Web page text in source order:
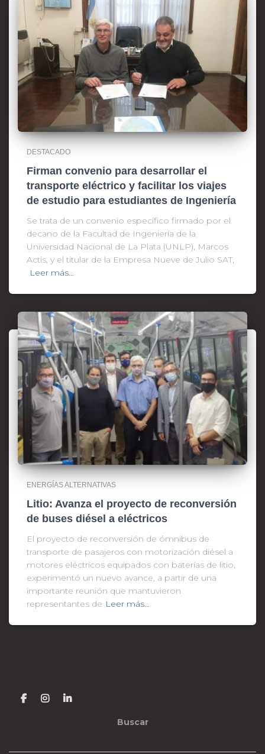
DESTACADO
Firman convenio para desarrollar el
transporte eléctrico y facilitar los viajes
de estudio para estudiantes de Ingeniería
Se trata de un convenio específico firmado por el
decano de la Facultad de Ingeniería de la
Universidad Nacional de La Plata (UNLP), Marcos
Actis, y el titular de la Empresa Nueve de Julio SAT,
Leer más…
ENERGÍAS ALTERNATIVAS
Litio: Avanza el proyecto de reconversión
de buses diésel a eléctricos
El proyecto de reconversión de ómnibus de
transporte de pasajeros con motorización diésel a
motores eléctricos equipados con baterías de litio,
experimentó un nuevo avance, a partir de una
importante reunión que mantuvieron
representantes de Leer más…
Buscar